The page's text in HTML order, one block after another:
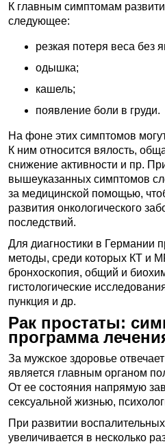
К главным симптомам
следующее:
резкая потеря веса без
одышка;
кашель;
появление боли в груди.
На фоне этих симптомов
К ним относится вялость,
снижение активности и пр.
вышеуказанных симптомов
за медицинской помощью,
развития онкологического
последствий.
Для диагностики в Германии
методы, среди которых КТ и
бронхоскопия, общий и
гистологические
пункция и др.
Рак простаты:
программа
За мужское здоровье
является главным органом
От ее состояния напрямую
сексуальной жизнью,
При развитии
увеличивается в несколько